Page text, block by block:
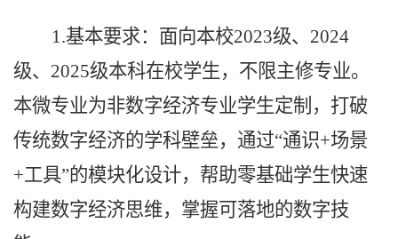
1.基本要求：面向本校2023级、2024
级、2025级本科在校学生，不限主修专业。
本微专业为非数字经济专业学生定制， 打破
传统数字经济的学科壁垒， 通过“通识+场景
+工具”的模块化设计，帮助零基础学生快速
构建数字经济思维，掌握可落地的数字技